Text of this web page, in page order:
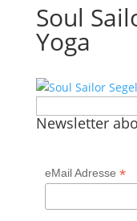
Soul
Yoga
nach:
Newsletter
eMail Adresse *